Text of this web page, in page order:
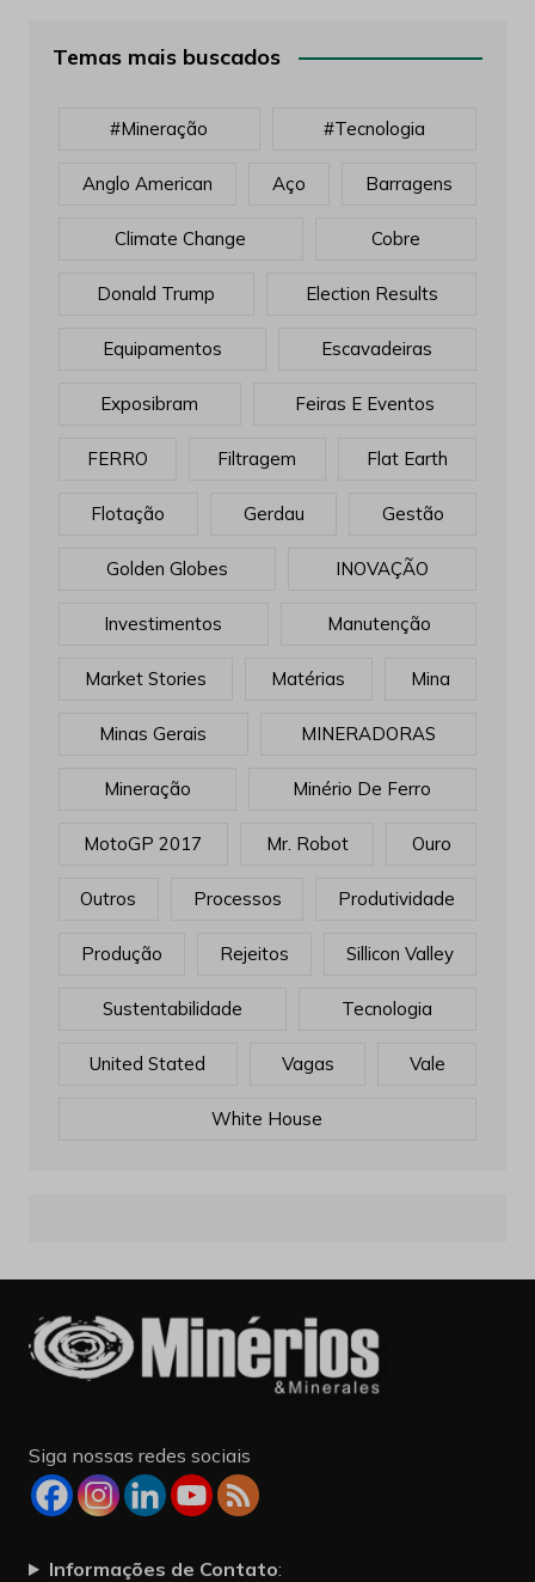
Temas mais buscados
#mineração #tecnologia
Anglo American Aço Barragens
Climate Change Cobre
Donald Trump Election Results
Equipamentos Escavadeiras
Exposibram Feiras E Eventos
FERRO Filtragem Flat Earth
Flotação Gerdau Gestão
Golden Globes INOVAÇÃO
Investimentos Manutenção
Market Stories Matérias Mina
Minas Gerais MINERADORAS
Mineração Minério De Ferro
MotoGP 2017 Mr. Robot Ouro
Outros Processos Produtividade
Produção Rejeitos Sillicon Valley
Sustentabilidade Tecnologia
United Stated Vagas Vale
White House
Siga nossas redes sociais
Informações de Contato: